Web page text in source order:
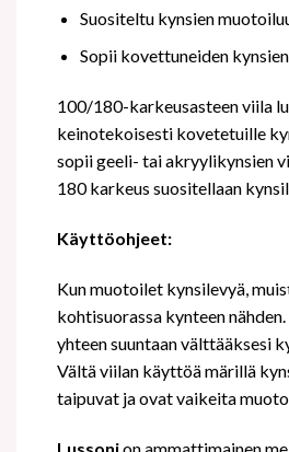
Suositeltu kynsien
Sopii kovettuneiden
100/180-karkeusasteen viila
keinotekoisesti kovetetuille
sopii geeli- tai akryylikynsien
180 karkeus suositellaan
Käyttöohjeet:
Kun muotoilet kynsilevyä,
kohtisuorassa kynteen
yhteen suuntaan välttääksesi
Vältä viilan käyttöä märillä
taipuvat ja ovat vaikeita
Lussonion ammattimainen